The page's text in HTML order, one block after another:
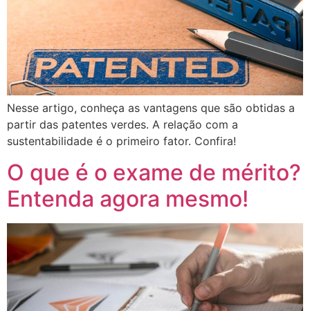
Nesse artigo, conheça as vantagens que são obtidas a
partir das patentes verdes. A relação com a
sustentabilidade é o primeiro fator. Confira!
O que é o exame de mérito?
Entenda agora mesmo!